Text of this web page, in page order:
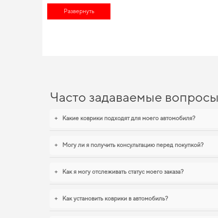
Сделайте поездки более удобными,
Развернуть
Часто задаваемые вопросы
+ Какие коврики подходят для моего автомобиля?
+ Могу ли я получить консультацию перед покупкой?
+ Как я могу отслеживать статус моего заказа?
+ Как установить коврики в автомобиль?